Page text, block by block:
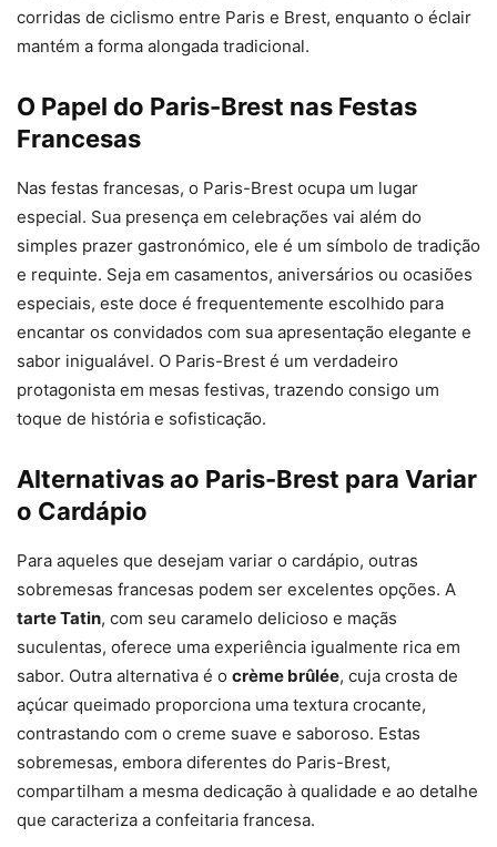
corridas de ciclismo entre Paris e Brest, enquanto o éclair
mantém a forma alongada tradicional.
O Papel do Paris-Brest nas Festas
Francesas
Nas festas francesas, o Paris-Brest ocupa um lugar
especial. Sua presença em celebrações vai além do
simples prazer gastronómico, ele é um símbolo de tradição
e requinte. Seja em casamentos, aniversários ou ocasiões
especiais, este doce é frequentemente escolhido para
encantar os convidados com sua apresentação elegante e
sabor inigualável. O Paris-Brest é um verdadeiro
protagonista em mesas festivas, trazendo consigo um
toque de história e sofisticação.
Alternativas ao Paris-Brest para Variar
o Cardápio
Para aqueles que desejam variar o cardápio, outras
sobremesas francesas podem ser excelentes opções. A
tarte Tatin, com seu caramelo delicioso e maçãs
suculentas, oferece uma experiência igualmente rica em
sabor. Outra alternativa é o crème brûlée, cuja crosta de
açúcar queimado proporciona uma textura crocante,
contrastando com o creme suave e saboroso. Estas
sobremesas, embora diferentes do Paris-Brest,
compartilham a mesma dedicação à qualidade e ao detalhe
que caracteriza a confeitaria francesa.